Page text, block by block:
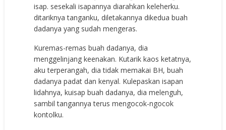
isap. sesekali isapannya diarahkan keleherku.
ditariknya tanganku, diletakannya dikedua buah
dadanya yang sudah mengeras.
Kuremas-remas buah dadanya, dia
menggelinjang keenakan. Kutarik kaos ketatnya,
aku terperangah, dia tidak memakai BH, buah
dadanya padat dan kenyal. Kulepaskan isapan
lidahnya, kuisap buah dadanya, dia melenguh,
sambil tangannya terus mengocok-ngocok
kontolku.